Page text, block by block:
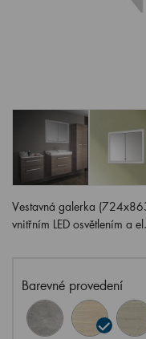
Vestavná galerka
vnitřním LED osvětlením a
Barevné provedení